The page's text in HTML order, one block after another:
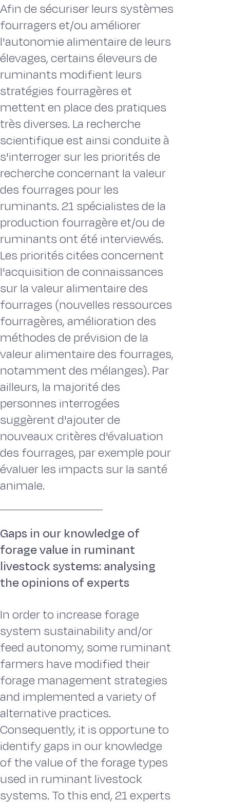
Afin de sécuriser leurs systèmes
fourragers et/ou améliorer
l'autonomie alimentaire de leurs
élevages, certains éleveurs de
ruminants modifient leurs
stratégies fourragères et
mettent en place des pratiques
très diverses. La recherche
scientifique est ainsi conduite à
s'interroger sur les priorités de
recherche concernant la valeur
des fourrages pour les
ruminants. 21 spécialistes de la
production fourragère et/ou de
ruminants ont été interviewés.
Les priorités citées concernent
l'acquisition de connaissances
sur la valeur alimentaire des
fourrages (nouvelles ressources
fourragères, amélioration des
méthodes de prévision de la
valeur alimentaire des fourrages,
notamment des mélanges). Par
ailleurs, la majorité des
personnes interrogées
suggèrent d'ajouter de
nouveaux critères d'évaluation
des fourrages, par exemple pour
évaluer les impacts sur la santé
animale.
Gaps in our knowledge of
forage value in ruminant
livestock systems: analysing
the opinions of experts
In order to increase forage
system sustainability and/or
feed autonomy, some ruminant
farmers have modified their
forage management strategies
and implemented a variety of
alternative practices.
Consequently, it is opportune to
identify gaps in our knowledge
of the value of the forage types
used in ruminant livestock
systems. To this end, 21 experts